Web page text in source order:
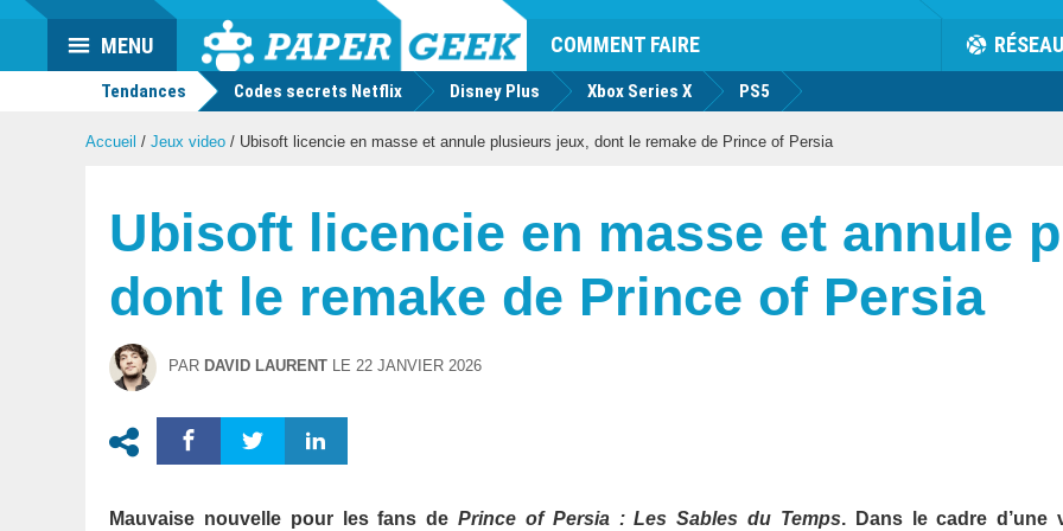
Actu
geek
COMMENT FAIRE RÉSEAU
MENU
Tendances Codes secrets Netflix Disney Plus Xbox Series X PS5
Accueil / Jeux video / Ubisoft licencie en masse et annule plusieurs jeux, dont le remake de Prince of Persia
Ubisoft licencie en masse et annule
dont le remake de Prince of Persia
PAR DAVID LAURENT LE 22 JANVIER 2026
Mauvaise nouvelle pour les fans de Prince of Persia : Les Sables du Temps. Dans le cadre d’une